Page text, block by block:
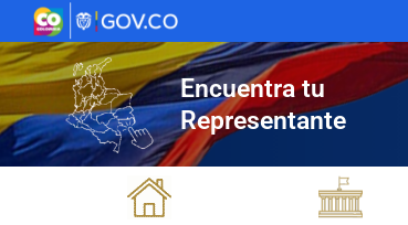
al
contenido
Encuentra tu
Representante